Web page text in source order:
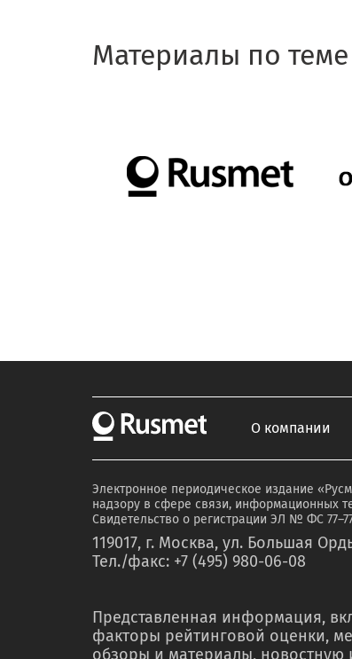
Материалы по теме
О компании
Электронное периодическое издание
надзору в сфере связи, информационных
Свидетельство о регистрации ЭЛ № ФС
119017, г. Москва, ул. Большая
Тел./факс: +7 (495) 980-06-08
Представленная информация,
факторы рейтинговой оценки,
обзоры и материалы,